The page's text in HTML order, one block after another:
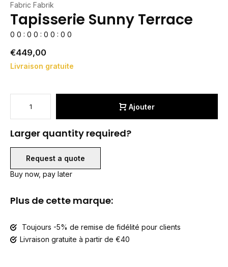
Fabric Fabrik
Tapisserie Sunny Terrace
0 0 : 0 0 : 0 0 : 0 0
€449,00
Livraison gratuite
Ajouter
Larger quantity required?
Request a quote
Buy now, pay later
Plus de cette marque:
Toujours -5% de remise de fidélité pour clients
Livraison gratuite à partir de €40